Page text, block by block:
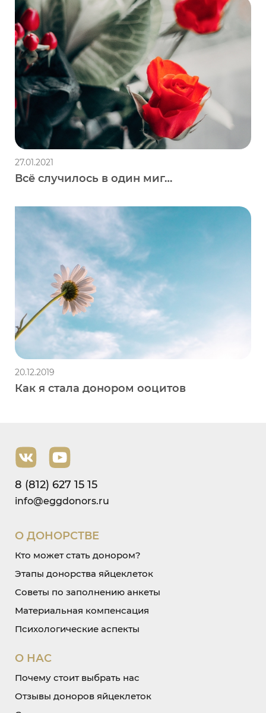
27.01.2021
Всё случилось в один миг…
20.12.2019
Как я стала донором ооцитов
8 (812) 627 15 15
info@eggdonors.ru
О ДОНОРСТВЕ
Кто может стать донором?
Этапы донорства яйцеклеток
Советы по заполнению анкеты
Материальная компенсация
Психологические аспекты
О НАС
Почему стоит выбрать нас
Отзывы доноров яйцеклеток